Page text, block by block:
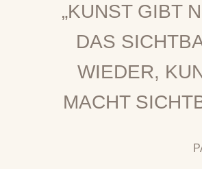
„KUNST GIBT
DAS
WIEDER,
MACHT